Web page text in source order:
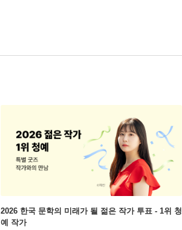
2026 한국 문학의 미래가 될 젊은 작가 투표 - 1위 청
예 작가